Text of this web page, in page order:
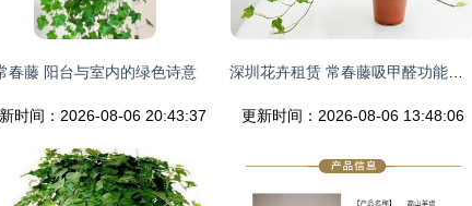
春藤 阳台与室内的绿色诗意
时间：2026-08-06 20:43:37 更新时间：2026-08-06 13:48:06